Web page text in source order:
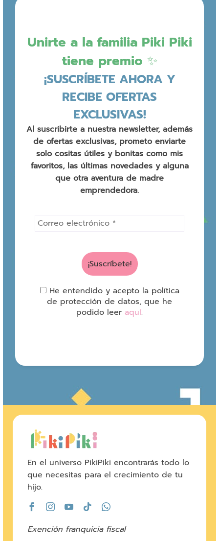
Unirte a la familia Piki Piki
tiene premio ✨
¡SUSCRÍBETE AHORA Y
RECIBE OFERTAS
EXCLUSIVAS!
Al suscribirte a nuestra newsletter, además
de ofertas exclusivas, prometo enviarte
solo cositas útiles y bonitas como mis
favoritos, las últimas novedades y alguna
que otra aventura de madre
emprendedora.
He entendido y acepto la política
de protección de datos, que he
podido leer aquí.
En el universo PikiPiki encontrarás todo lo
que necesitas para el crecimiento de tu
hijo.
Exención franquicia fiscal